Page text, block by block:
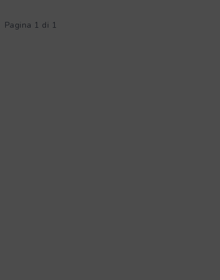
Pagina 1 di 1